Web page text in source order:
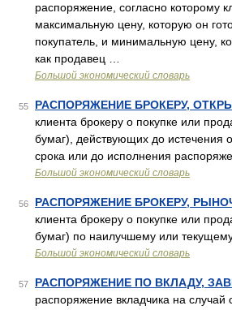
распоряжение, согласно которому
максимальную цену, которую он
покупатель, и минимальную цену,
как продавец …
Большой экономический словарь
55 РАСПОРЯЖЕНИЕ БРОКЕРУ,
клиента брокеру о покупке или
бумаг), действующих до истечения
срока или до исполнения
Большой экономический словарь
56 РАСПОРЯЖЕНИЕ БРОКЕРУ,
клиента брокеру о покупке или
бумаг) по наилучшему или
Большой экономический словарь
57 РАСПОРЯЖЕНИЕ ПО ВКЛАДУ,
распоряжение вкладчика на случай